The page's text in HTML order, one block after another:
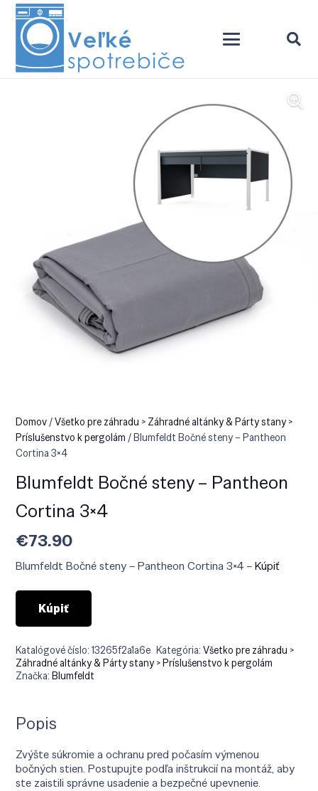
Domov/Všetko pre záhradu > Záhradné altánky & Párty stany >
Príslušenstvo k pergolám / Blumfeldt Bočné steny – Pantheon
Cortina 3×4
Blumfeldt Bočné steny – Pantheon
Cortina 3×4
€73.90
Blumfeldt Bočné steny – Pantheon Cortina 3×4 –Kúpiť
Kúpiť
Katalógové číslo:13265f2a1a6e Kategória:Všetko pre záhradu >
Záhradné altánky & Párty stany > Príslušenstvo k pergolám
Značka:Blumfeldt
Popis
Zvýšte súkromie a ochranu pred počasím výmenou
bočných stien. Postupujte podľa inštrukcií na montáž, aby
ste zaistili správne usadenie a bezpečné upevnenie.